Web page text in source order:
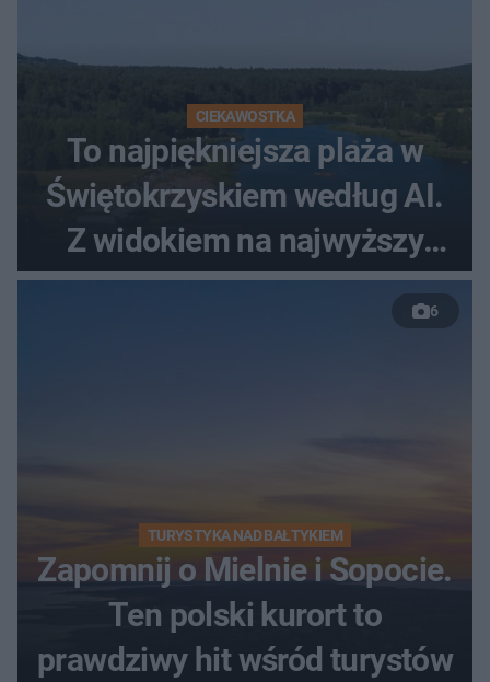
CIEKAWOSTKA
To najpiękniejsza plaża w
Świętokrzyskiem według AI.
Z widokiem na najwyższy
szczyt Gór Świętokrzyskich
6
TURYSTYKA NAD BAŁTYKIEM
Zapomnij o Mielnie i Sopocie.
Ten polski kurort to
prawdziwy hit wśród turystów